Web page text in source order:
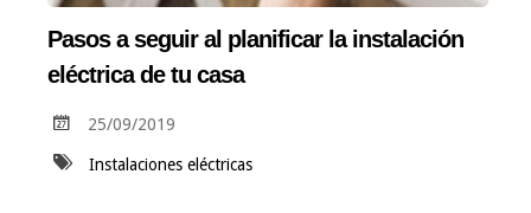
Pasos a seguir al planificar la instalación
eléctrica de tu casa
25/09/2019
Instalaciones eléctricas